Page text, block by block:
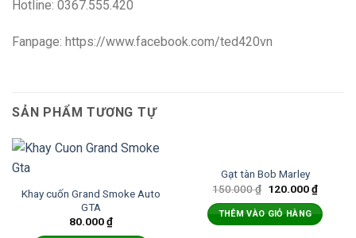
Hotline: 0367.555.420
Fanpage: https://www.facebook.com/ted420vn
SẢN PHẨM TƯƠNG TỰ
Khay cuốn Grand Smoke Auto
GTA
80.000₫
Gạt tàn Bob Marley
150.000₫ 120.000₫
THÊM VÀO GIỎ HÀNG